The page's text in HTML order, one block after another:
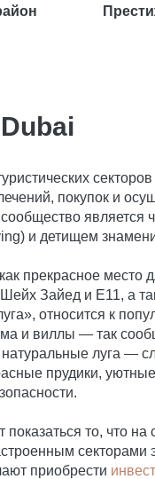
покупок и
является
и детищем
прекрасное место
Зайед и Е11, а
относится к
и виллы — так
натуральные луга —
прудики,
то, что
приобрести